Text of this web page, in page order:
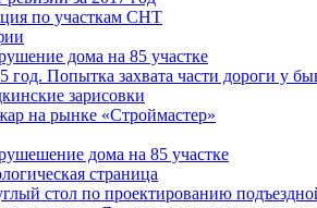
по участкам СНТ
дома на 85 участке
год. Попытка захвата части дороги у
зарисовки
на рынке «Строймастер»
дома на 85 участке
страница
стол по проектированию